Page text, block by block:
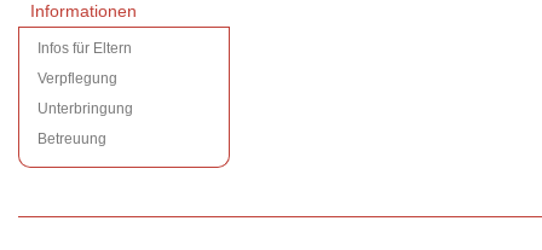
Informationen
Infos für Eltern
Verpflegung
Unterbringung
Betreuung